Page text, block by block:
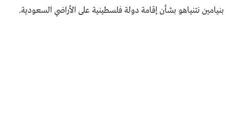
بنيامين نتنياهو بشأن إقامة دولة فلسطينية على الأراضي السعودية.